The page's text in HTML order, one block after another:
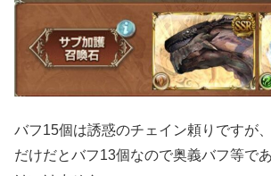
バフ15個は誘惑のチェイン頼りですが
だけだとバフ13個なので奥義バフ等で